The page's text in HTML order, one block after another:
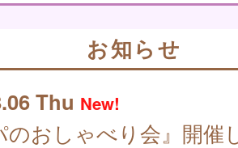
お知らせ
Thu New!
のおしゃべり会』開催